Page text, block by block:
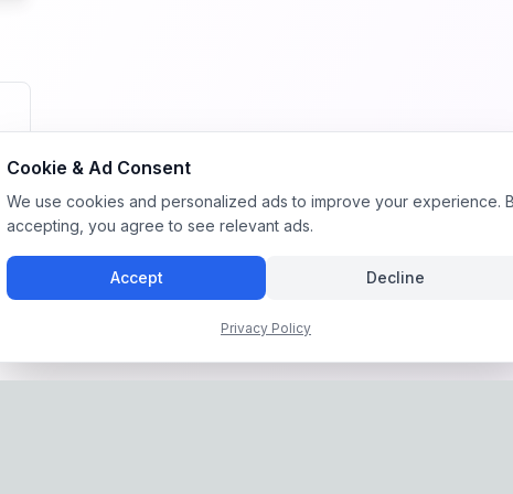
Cookie & Ad Consent
We use cookies and personalized ads to improve your experience.
accepting, you agree to see relevant ads.
Accept Decline
Privacy Policy